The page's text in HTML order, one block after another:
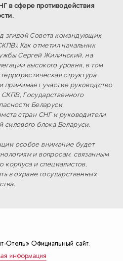
в сфере противодействия
эгидой Совета командующих
Как отметил начальник
Сергей Жилинский, на
высокого уровня, в том
структура
участие руководство
Государственного
Беларуси,
стран СНГ и руководители
блока Беларуси.
особое внимание будет
и вопросам, связанным
корпуса и специалистов,
в охране государственных
Официальный сайт.
информация